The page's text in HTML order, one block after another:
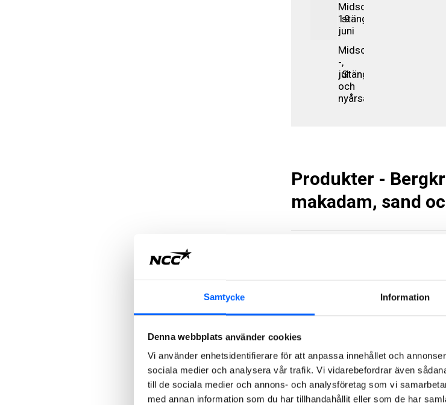
Samtycke Information
Denna webbplats använder cookies
Vi använder enhetsidentifierare för att anpassa innehållet och
sociala medier och analysera vår trafik. Vi vidarebefordrar även
till de sociala medier och annons- och analysföretag som vi
med annan information som du har tillhandahållit eller som de har
Midsommarafton
19
juni
stängt
Midsommar
-,
jul
och
nyårsafton
Stängt
Produkter -
makadam, sand
För företag
Beställa
tjänster